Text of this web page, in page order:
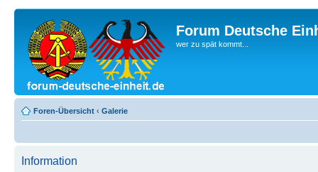
Forum Deutsche
wer zu spät kommt...
Foren-Übersicht ‹ Galerie
Information